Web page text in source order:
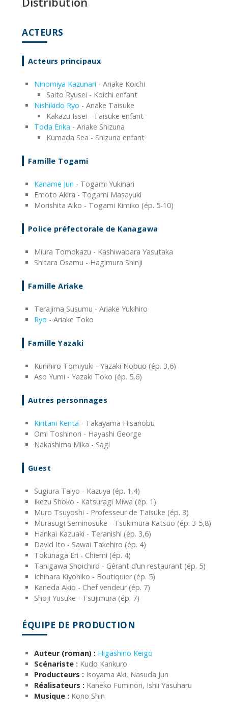
ACTEURS
Acteurs principaux
Ninomiya Kazunari - Ariake Koichi
Saito Ryusei - Koichi enfant
Nishikido Ryo - Ariake Taisuke
Kakazu Issei - Taisuke enfant
Toda Erika - Ariake Shizuna
Kumada Sea - Shizuna enfant
Famille Togami
Kaname Jun - Togami Yukinari
Emoto Akira - Togami Masayuki
Morishita Aiko - Togami Kimiko (ép. 5-10)
Police préfectorale de Kanagawa
Miura Tomokazu - Kashiwabara Yasutaka
Shitara Osamu - Hagimura Shinji
Famille Ariake
Terajima Susumu - Ariake Yukihiro
Ryo - Ariake Toko
Famille Yazaki
Kunihiro Tomiyuki - Yazaki Nobuo (ép. 3,6)
Aso Yumi - Yazaki Toko (ép. 5,6)
Autres personnages
Kiritani Kenta - Takayama Hisanobu
Omi Toshinori - Hayashi George
Nakashima Mika - Sagi
Guest
Sugiura Taiyo - Kazuya (ép. 1,4)
Ikezu Shoko - Katsuragi Miwa (ép. 1)
Muro Tsuyoshi - Professeur de Taisuke (ép. 3)
Murasugi Seminosuke - Tsukimura Katsuo (ép. 3-5,8)
Hankai Kazuaki - Teranishi (ép. 3,6)
David Ito - Sawai Takehiro (ép. 4)
Tokunaga Eri - Chiemi (ép. 4)
Tanigawa Shoichiro - Gérant d’un restaurant (ép. 5)
Ichihara Kiyohiko - Boutiquier (ép. 5)
Kaneda Akio - Chef vendeur (ép. 7)
Shoji Yusuke - Tsujimura (ép. 7)
ÉQUIPE DE PRODUCTION
Auteur (roman) : Higashino Keigo
Scénariste : Kudo Kankuro
Producteurs : Isoyama Aki, Nasuda Jun
Réalisateurs : Kaneko Fuminori, Ishii Yasuharu
Musique : Kono Shin